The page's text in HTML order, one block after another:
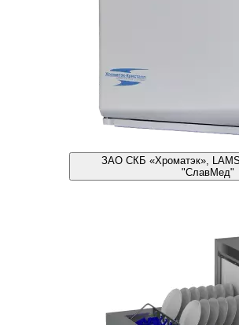
ЗАО СКБ «Хроматэк»,
"СлавМед"